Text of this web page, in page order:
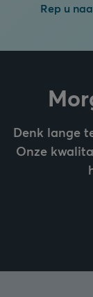
Rep u
Denk lange
Onze